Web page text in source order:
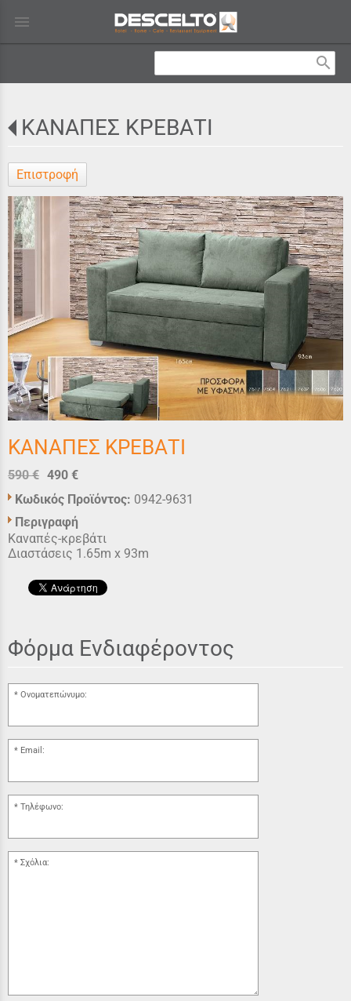
menu
search
ΚΑΝΑΠΕΣ ΚΡΕΒΑΤΙ
Επιστροφή
ΚΑΝΑΠΕΣ ΚΡΕΒΑΤΙ
590 € 490 €
Κωδικός Προϊόντος: 0942-9631
Περιγραφή
Καναπές-κρεβάτι
Διαστάσεις 1.65m x 93m
Φόρμα Ενδιαφέροντος
Ονοματεπώνυμο:
Email:
Τηλέφωνο:
Σχόλια: